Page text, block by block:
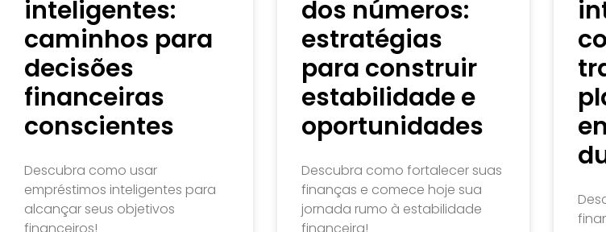
inteligentes:
caminhos para
decisões
financeiras
conscientes
Descubra como usar
empréstimos inteligentes para
alcançar seus objetivos
financeiros!
dos números:
estratégias
para construir
estabilidade e
oportunidades
Descubra como fortalecer suas
finanças e comece hoje sua
jornada rumo à estabilidade
financeira!